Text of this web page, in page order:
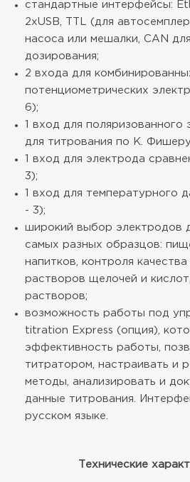
стандартные интерфейсы:
2хUSB, TTL (для
насоса или мешалки, CAN
дозирования;
2 входа для
потенциометрических
6);
1 вход для поляризованного
для титрования по К.
1 вход для электрода
3);
1 вход для температурного
- 3);
широкий выбор электродов
самых разных образцов:
напитков, контроля
растворов щелочей и
растворов;
возможность работы под
titration Express (опция),
эффективность работы,
титратором, настраивать и
методы, анализировать и
данные титрования.
русском языке.
Технические